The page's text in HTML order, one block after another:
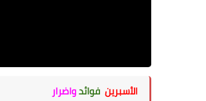
الأسبرين فوائدواضرار